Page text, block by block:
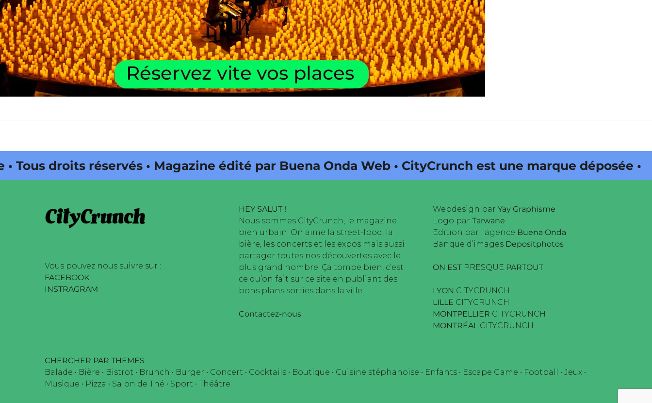
droits réservés • Magazine édité par Buena Onda Web • CityCrunch est une marque déposée • Tous
Vous pouvez nous suivre sur :
FACEBOOK
INSTRAGRAM
HEY SALUT !
Nous sommes CityCrunch, le magazine
bien urbain. On aime la street-food, la
bière, les concerts et les expos mais aussi
partager toutes nos découvertes avec le
plus grand nombre. Ça tombe bien, c’est
ce qu’on fait sur ce site en publiant des
bons plans sorties dans la ville.
Contactez-nous
Webdesign par Yay Graphisme
Logo par Tarwane
Edition par l'agence Buena Onda
Banque d’images Depositphotos
ON EST PRESQUE PARTOUT
LYON CITYCRUNCH
LILLE CITYCRUNCH
MONTPELLIER CITYCRUNCH
MONTRÉALCITYCRUNCH
CHERCHER PAR THEMES
Balade • Bière • Bistrot • Brunch • Burger • Concert • Cocktails • Boutique • Cuisine stéphanoise • Enfants • Escape Game • Football • Jeux •
Musique • Pizza • Salon de Thé • Sport • Théâtre